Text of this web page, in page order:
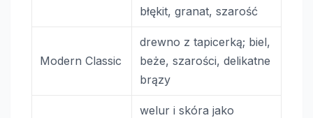
błękit, granat, szarość
Modern Classic
drewno z tapicerką; biel,
beże, szarości, delikatne
brązy
welur i skóra jako